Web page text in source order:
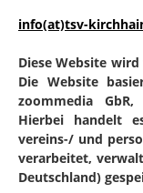
info(at)tsv-
Diese Website
Die Website
zoommedia
Hierbei handelt
vereins-/ und
verarbeitet,
Deutschland)